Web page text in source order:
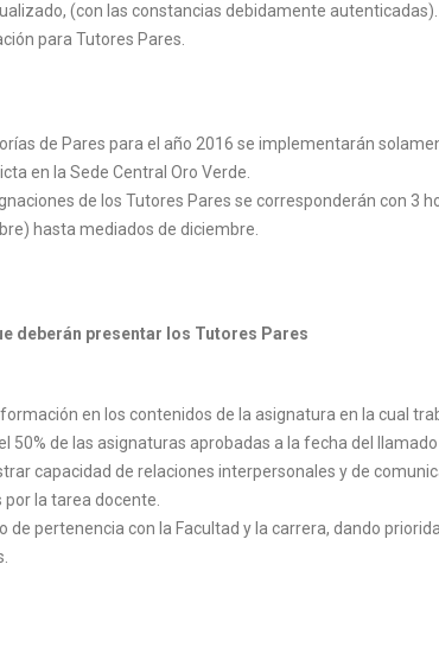
(con las constancias debidamente
para Tutores Pares.
de Pares para el año 2016 se implementarán
en la Sede Central Oro Verde.
de los Tutores Pares se corresponderán con 3
hasta mediados de diciembre.
deberán presentar los Tutores Pares
en los contenidos de la asignatura en la cual
50% de las asignaturas aprobadas a la fecha del
capacidad de relaciones interpersonales y de
por la tarea docente.
de pertenencia con la Facultad y la carrera, dando